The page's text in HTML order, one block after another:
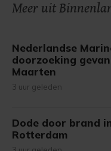
Meer uit
Nederlandse
doorzoeking
Maarten
3 uur geleden
Dode door brand
Rotterdam